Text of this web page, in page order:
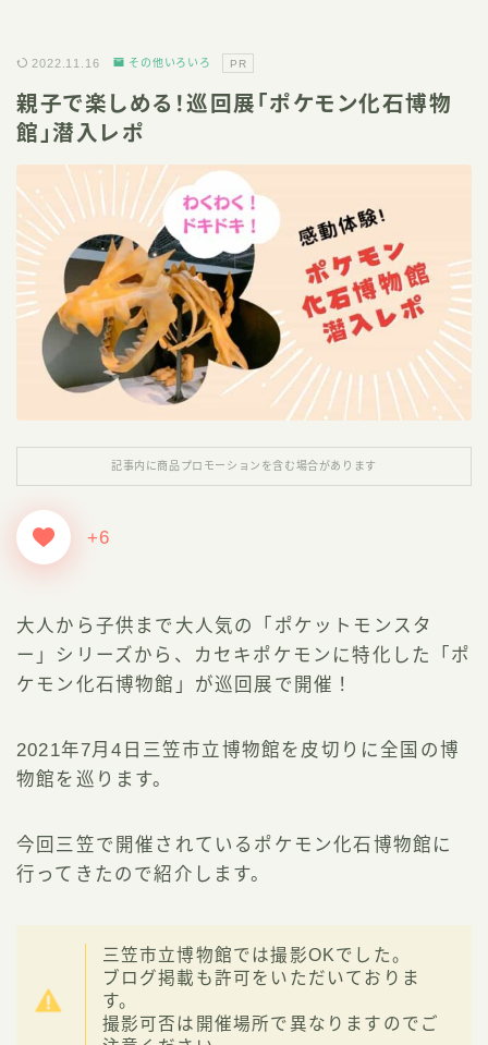
2022.11.16 その他いろいろ PR
親子で楽しめる！巡回展「ポケモン化石博物
館」潜入レポ
記事内に商品プロモーションを含む場合があります
+6
大人から子供まで大人気の「ポケットモンスタ
ー」シリーズから、カセキポケモンに特化した「ポ
ケモン化石博物館」が巡回展で開催！
2021年7月4日三笠市立博物館を皮切りに全国の博
物館を巡ります。
今回三笠で開催されているポケモン化石博物館に
行ってきたので紹介します。
三笠市立博物館では撮影OKでした。
ブログ掲載も許可をいただいておりま
す。
撮影可否は開催場所で異なりますのでご